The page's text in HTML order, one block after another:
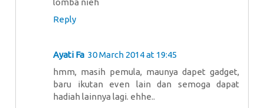
lomba nieh
Reply
Ayati Fa 30 March 2014 at 19:45
hmm, masih pemula, maunya dapet gadget,
baru ikutan even lain dan semoga dapat
hadiah lainnya lagi. ehhe..